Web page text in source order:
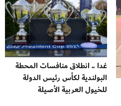
غدا .. انطلاق منافسات المحطة
البولندية لكأس رئيس الدولة
للخيول العربية الأصيلة